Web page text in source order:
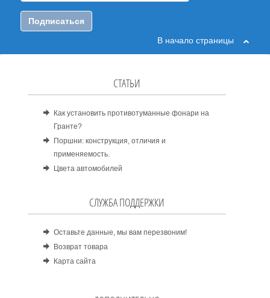
Подписаться
В начало страницы
СТАТЬИ
Как установить противотуманные фонари на
Гранте?
Поршни: конструкция, отличия и
применяемость.
Цвета автомобилей
СЛУЖБА ПОДДЕРЖКИ
Оставьте данные, мы вам перезвоним!
Возврат товара
Карта сайта